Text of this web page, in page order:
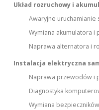
Układ rozruchowy i
Awaryjne uruchamianie
Wymiana akumulatora
Naprawa alternatora i
Instalacja elektryczna
Naprawa przewodów i
Diagnostyka
Wymiana